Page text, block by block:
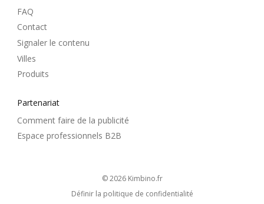
FAQ
Contact
Signaler le contenu
Villes
Produits
Partenariat
Comment faire de la publicité
Espace professionnels B2B
© 2026 kimbino.fr
Définir la politique de confidentialité